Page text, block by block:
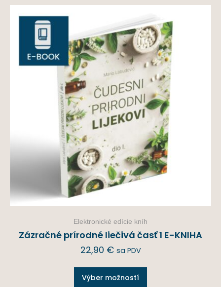
Elektronické edície kníh
Zázračné prírodné liečivá časť 1 E-KNIHA
22,90 € sa PDV
Výber možností